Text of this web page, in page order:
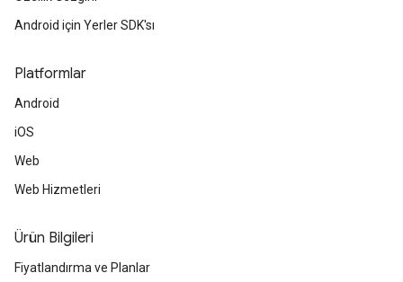
Android için Yerler SDK'sı
Platformlar
Android
iOS
Web
Web Hizmetleri
Ürün Bilgileri
Fiyatlandırma ve Planlar